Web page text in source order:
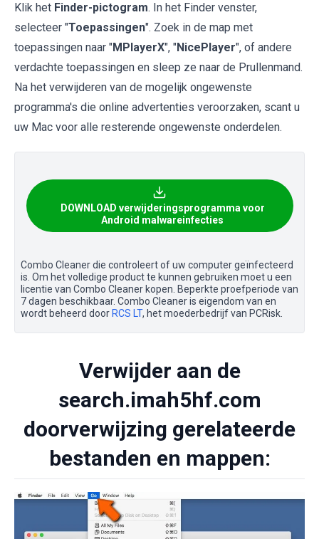
Klik het Finder-pictogram. In het Finder venster,
selecteer "Toepassingen". Zoek in de map met
toepassingen naar "MPlayerX", "NicePlayer", of andere
verdachte toepassingen en sleep ze naar de Prullenmand.
Na het verwijderen van de mogelijk ongewenste
programma's die online advertenties veroorzaken, scant u
uw Mac voor alle resterende ongewenste onderdelen.
DOWNLOAD verwijderingsprogramma voor
Android malwareinfecties
Combo Cleaner die controleert of uw computer geïnfecteerd
is. Om het volledige product te kunnen gebruiken moet u een
licentie van Combo Cleaner kopen. Beperkte proefperiode van
7 dagen beschikbaar. Combo Cleaner is eigendom van en
wordt beheerd door RCS LT, het moederbedrijf van PCRisk.
Verwijder aan de
search.imah5hf.com
doorverwijzing gerelateerde
bestanden en mappen: